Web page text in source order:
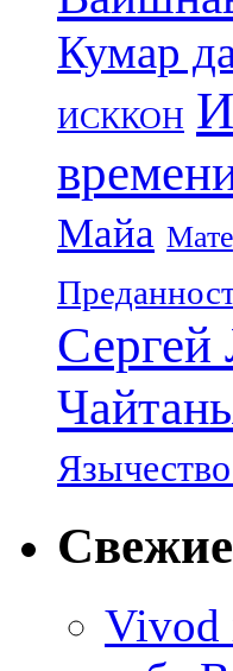
Кумар
ИСККОН
Майа
Сергей
Vivod